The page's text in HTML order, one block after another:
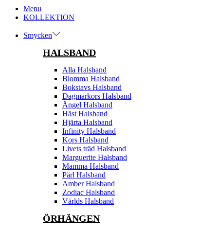
Menu
KOLLEKTION
Smycken
HALSBAND
Alla Halsband
Blomma Halsband
Bokstavs Halsband
Dagmarkors Halsband
Ängel Halsband
Häst Halsband
Hjärta Halsband
Infinity Halsband
Kors Halsband
Livets träd Halsband
Marguerite Halsband
Mamma Halsband
Pärl Halsband
Amber Halsband
Zodiac Halsband
Världs Halsband
ÖRHÄNGEN